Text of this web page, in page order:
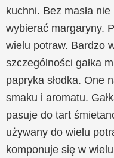
kuchni. Bez masła
wybierać margaryny.
wielu potraw. Bardzo
szczególności gałka
papryka słodka. One
smaku i aromatu.
pasuje do tart
używany do wielu
komponuje się w